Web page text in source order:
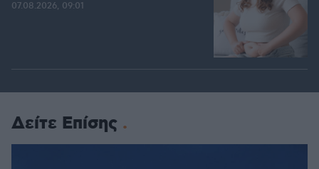
07.08.2026, 09:01
Δείτε Επίσης